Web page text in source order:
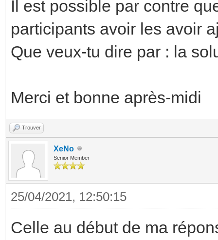
Il est possible par contre
participants avoir les avoir
Que veux-tu dire par : la
Merci et bonne après-midi
Trouver
XeNo
Senior Member
25/04/2021, 12:50:15
Celle au début de ma